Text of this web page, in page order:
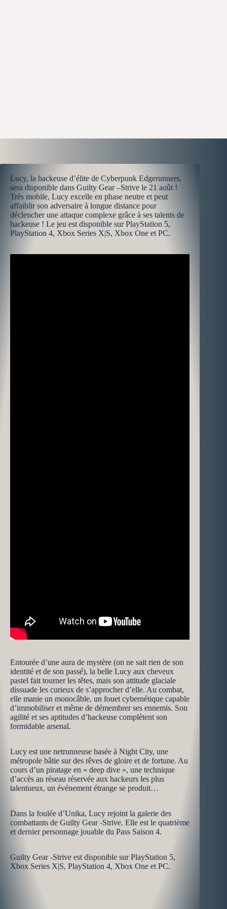
Lucy, la hackeuse d’élite de Cyberpunk Edgerunners,
sera disponible dans Guilty Gear –Strive le 21 août !
Très mobile, Lucy excelle en phase neutre et peut
affaiblir son adversaire à longue distance pour
déclencher une attaque complexe grâce à ses talents de
hackeuse ! Le jeu est disponible sur PlayStation 5,
PlayStation 4, Xbox Series X|S, Xbox One et PC.
Entourée d’une aura de mystère (on ne sait rien de son
identité et de son passé), la belle Lucy aux cheveux
pastel fait tourner les têtes, mais son attitude glaciale
dissuade les curieux de s’approcher d’elle. Au combat,
elle manie un monocâble, un fouet cybernétique capable
d’immobiliser et même de démembrer ses ennemis. Son
agilité et ses aptitudes d’hackeuse complètent son
formidable arsenal.
Lucy est une netrunneuse basée à Night City, une
métropole bâtie sur des rêves de gloire et de fortune. Au
cours d’un piratage en « deep dive », une technique
d’accès au réseau réservée aux hackeurs les plus
talentueux, un événement étrange se produit…
Dans la foulée d’Unika, Lucy rejoint la galerie des
combattants de Guilty Gear -Strive. Elle est le quatrième
et dernier personnage jouable du Pass Saison 4.
Guilty Gear -Strive est disponible sur PlayStation 5,
Xbox Series X|S, PlayStation 4, Xbox One et PC.